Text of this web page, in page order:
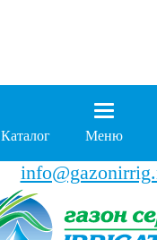
962-00-63
8 (929)
962-01-
Каталог Меню